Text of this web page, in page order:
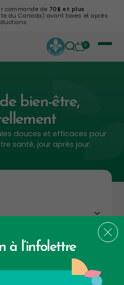
commande de 70$ et plus
du Canada) avant taxes et après
0
bien-être,
douces et efficaces pour
santé, jour après jour.
à l’infolettre